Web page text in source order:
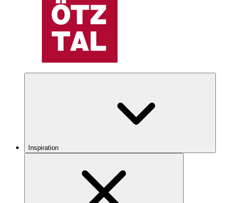
Inspiration